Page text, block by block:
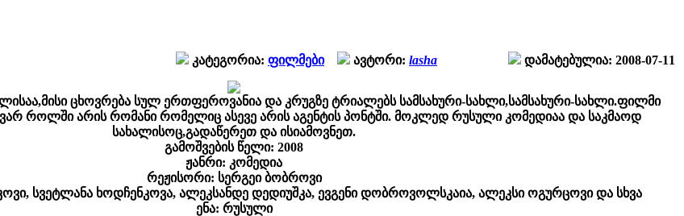
კატეგორია: ფილმები ავტორი: lasha დამატებულია: 2008-07-11
ცხოვრება სულ ერთფეროვანია და კრუგზე ტრიალებს სამსახური-სახლი,სამსახური-სახლი.ფილმი
როლში არის რომანი რომელიც ასევე არის აგენტის პონტში. მოკლედ რუსული კომედიაა და საკმაოდ
სახალისოც,გადაწერეთ და ისიამოვნეთ.
გამოშვების წელი: 2008
ჟანრი: კომედია
რეჟისორი: სერგეი ბობროვი
სვეტლანა ხოდჩენკოვა, ალეკსანდე დედიუშკა, ევგენი დობროვოლსკაია, ალეკსი ოგურცოვი და სხვა
ენა: რუსული